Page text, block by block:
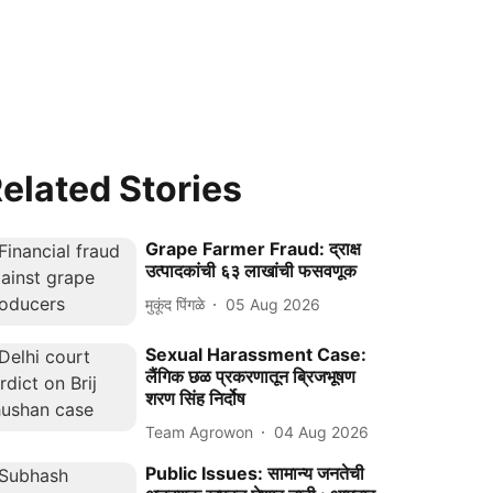
Stories
Grape Farmer Fraud: द्राक्ष
उत्पादकांची ६३ लाखांची फसवणूक
मुकूंद पिंगळे 05 Aug 2026
Sexual Harassment Case:
लैंगिक छळ प्रकरणातून ब्रिजभूषण
शरण सिंह निर्दोष
Team Agrowon 04 Aug 2026
Public Issues: सामान्य जनतेची